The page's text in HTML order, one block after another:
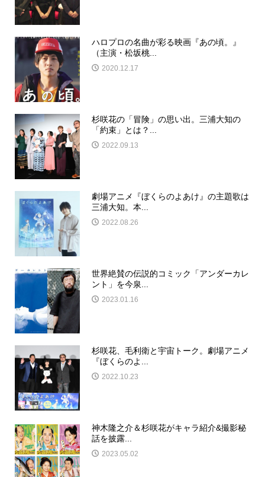
ハロプロの名曲が彩る映画『あの頃。』
（主演・松坂桃...
2020.12.17
杉咲花の「冒険」の思い出。三浦大知の
「約束」とは？...
2022.09.13
劇場アニメ『ぼくらのよあけ』の主題歌は
三浦大知。本...
2022.08.26
世界絶賛の伝説的コミック「アンダーカレ
ント」を今泉...
2023.01.16
杉咲花、毛利衛と宇宙トーク。劇場アニメ
『ぼくらのよ...
2022.10.23
神木隆之介＆杉咲花がキャラ紹介&撮影秘
話を披露...
2023.05.02